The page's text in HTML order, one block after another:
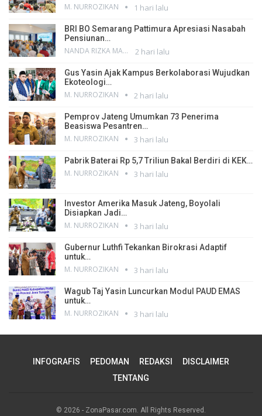
M. NURROZIKAN 1 hari lalu
BRI BO Semarang Pattimura Apresiasi Nasabah
Pensiunan…
NANDA RIZKA MAHENDRA 2 hari lalu
Gus Yasin Ajak Kampus Berkolaborasi Wujudkan
Ekoteologi…
M. NURROZIKAN 2 hari lalu
Pemprov Jateng Umumkan 73 Penerima
Beasiswa Pesantren…
M. NURROZIKAN 3 hari lalu
Pabrik Baterai Rp 5,7 Triliun Bakal Berdiri di KEK…
M. NURROZIKAN 3 hari lalu
Investor Amerika Masuk Jateng, Boyolali
Disiapkan Jadi…
M. NURROZIKAN 3 hari lalu
Gubernur Luthfi Tekankan Birokrasi Adaptif
untuk…
M. NURROZIKAN 3 hari lalu
Wagub Taj Yasin Luncurkan Modul PAUD EMAS
untuk…
M. NURROZIKAN 3 hari lalu
INFOGRAFIS PEDOMAN REDAKSI
DISCLAIMER
TENTANG
© 2026 - ZonaPasar.com. All Rights Reserved.